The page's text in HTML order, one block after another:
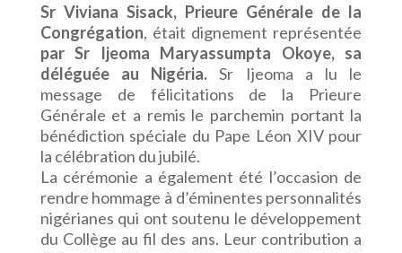
Sr Viviana Sisack, Prieure Générale de la
Congrégation, était dignement représentée
par Sr Ijeoma Maryassumpta Okoye, sa
déléguée au Nigéria. Sr Ijeoma a lu le
message de félicitations de la Prieure
Générale et a remis le parchemin portant la
bénédiction spéciale du Pape Léon XIV pour
la célébration du jubilé.
La cérémonie a également été l’occasion de
rendre hommage à d’éminentes personnalités
nigérianes qui ont soutenu le développement
du Collège au fil des ans. Leur contribution a